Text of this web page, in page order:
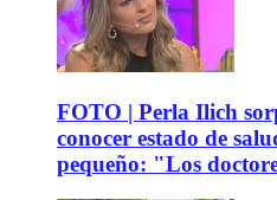
FOTO | Perla Ilich
conocer estado de
pequeño: "Los